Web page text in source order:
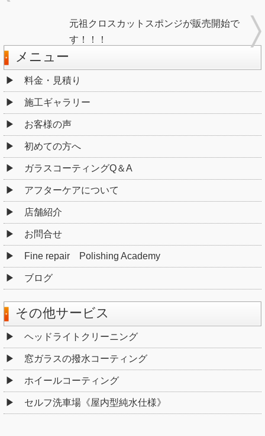
元祖クロスカットスポンジが販売開始で
す！！！
メニュー
料金・見積り
施工ギャラリー
お客様の声
初めての方へ
ガラスコーティングQ＆A
アフターケアについて
店舗紹介
お問合せ
Fine repair Polishing Academy
ブログ
その他サービス
ヘッドライトクリーニング
窓ガラスの撥水コーティング
ホイールコーティング
セルフ洗車場《屋内型純水仕様》